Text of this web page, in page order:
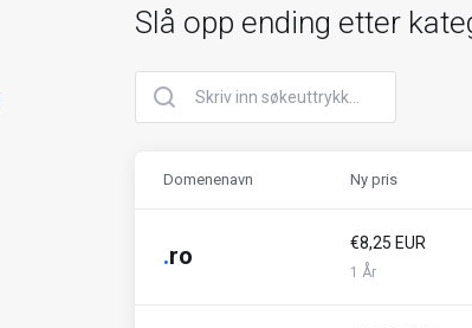
Slå opp ending etter
Domenenavn Ny pris
.ro €8,25 EUR
1 År